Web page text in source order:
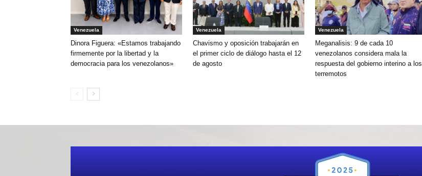
Venezuela
Dinora Figuera: «Estamos trabajando
firmemente por la libertad y la
democracia para los venezolanos»
Venezuela
Chavismo y oposición trabajarán en
el primer ciclo de diálogo hasta el 12
de agosto
Venezuela
Meganalisis: 9 de cada 10
venezolanos considera mala la
respuesta del gobierno interino a los
terremotos